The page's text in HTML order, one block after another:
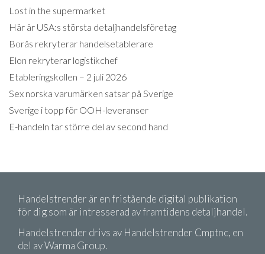
Lost in the supermarket
Här är USA:s största detaljhandelsföretag
Borås rekryterar handelsetablerare
Elon rekryterar logistikchef
Etableringskollen – 2 juli 2026
Sex norska varumärken satsar på Sverige
Sverige i topp för OOH-leveranser
E-handeln tar större del av second hand
Handelstrender är en fristående digital publikation
för dig som är intresserad av framtidens detaljhandel.
Handelstrender drivs av Handelstrender Cmptnc, en
del av Warma Group.